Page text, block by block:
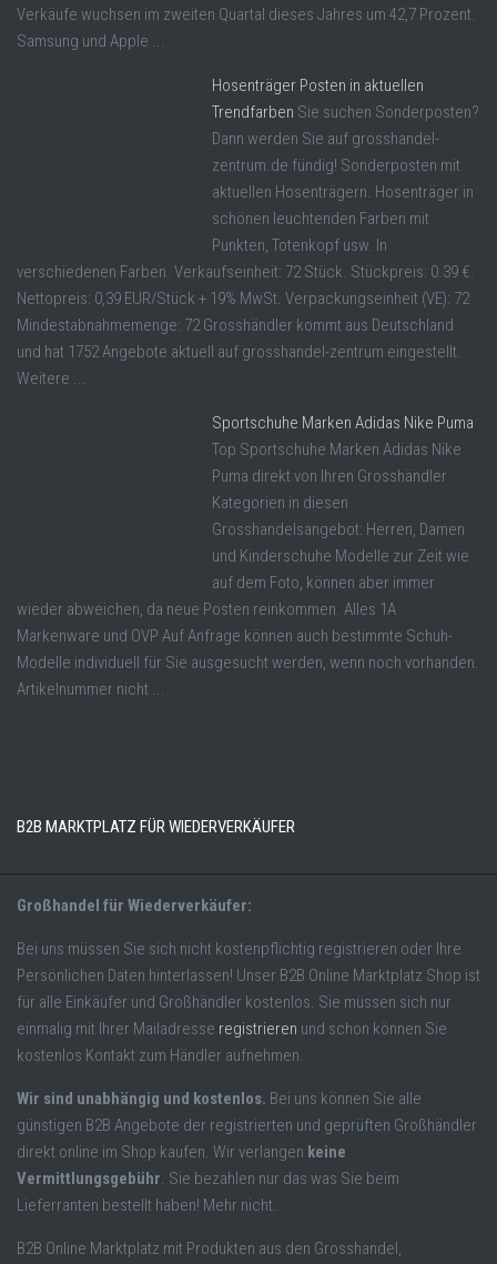
Verkäufe wuchsen im zweiten Quartal dieses Jahres um 42,7 Prozent.
Samsung und Apple ...
Hosenträger Posten in aktuellen
Trendfarben Sie suchen Sonderposten?
Dann werden Sie auf grosshandel-
zentrum.de fündig! Sonderposten mit
aktuellen Hosenträgern. Hosenträger in
schönen leuchtenden Farben mit
Punkten, Totenkopf usw. In
verschiedenen Farben. Verkaufseinheit: 72 Stück. Stückpreis: 0.39 €.
Nettopreis: 0,39 EUR/Stück + 19% MwSt. Verpackungseinheit (VE): 72
Mindestabnahmemenge: 72 Grosshändler kommt aus Deutschland
und hat 1752 Angebote aktuell auf grosshandel-zentrum eingestellt.
Weitere ...
Sportschuhe Marken Adidas Nike Puma
Top Sportschuhe Marken Adidas Nike
Puma direkt von Ihren Grosshändler
Kategorien in diesen
Grosshandelsangebot: Herren, Damen
und Kinderschuhe Modelle zur Zeit wie
auf dem Foto, können aber immer
wieder abweichen, da neue Posten reinkommen. Alles 1A
Markenware und OVP Auf Anfrage können auch bestimmte Schuh-
Modelle individuell für Sie ausgesucht werden, wenn noch vorhanden.
Artikelnummer nicht ...
B2B MARKTPLATZ FÜR WIEDERVERKÄUFER
Großhandel für Wiederverkäufer:
Bei uns müssen Sie sich nicht kostenpflichtig registrieren oder Ihre
Persönlichen Daten hinterlassen! Unser B2B Online Marktplatz Shop ist
für alle Einkäufer und Großhändler kostenlos. Sie müssen sich nur
einmalig mit Ihrer Mailadresse registrieren und schon können Sie
kostenlos Kontakt zum Händler aufnehmen.
Wir sind unabhängig und kostenlos. Bei uns können Sie alle
günstigen B2B Angebote der registrierten und geprüften Großhändler
direkt online im Shop kaufen. Wir verlangen keine
Vermittlungsgebühr. Sie bezahlen nur das was Sie beim
Lieferranten bestellt haben! Mehr nicht.
B2B Online Marktplatz mit Produkten aus den Grosshandel,